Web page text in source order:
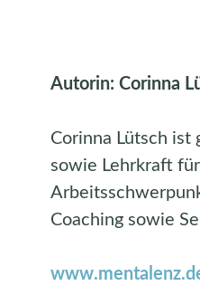
Autorin: Corinna
Corinna Lütsch ist
sowie Lehrkraft
Coaching sowie